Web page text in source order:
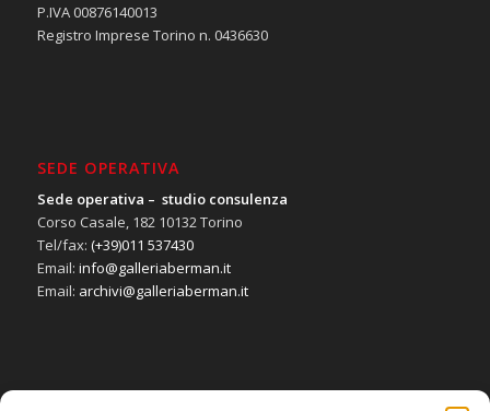
P.IVA 00876140013
Registro Imprese Torino n. 0436630
SEDE OPERATIVA
Sede operativa – studio consulenza
Corso Casale, 182 10132 Torino
Tel/fax: (+39)011 537430
Email: info@galleriaberman.it
Email: archivi@galleriaberman.it